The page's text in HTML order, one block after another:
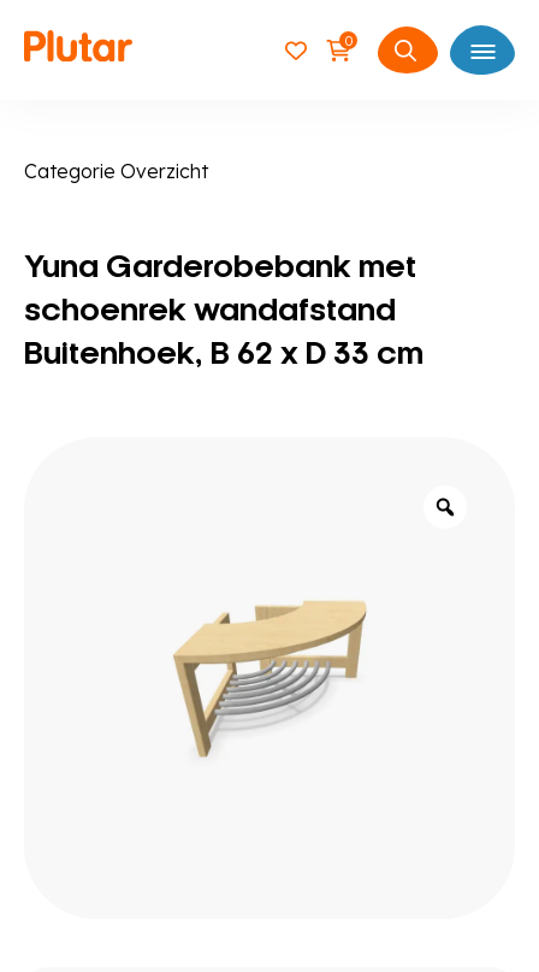
0
Zoeken
Open
Categorie Overzicht
Yuna Garderobebank met
schoenrek wandafstand
Buitenhoek, B 62 x D 33 cm